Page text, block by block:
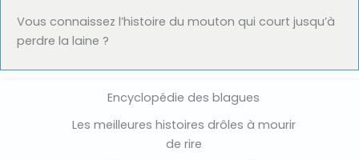
Vous connaissez l’histoire du mouton qui court jusqu’à
perdre la laine ?
Encyclopédie des blagues
Les meilleures histoires drôles à mourir
de rire